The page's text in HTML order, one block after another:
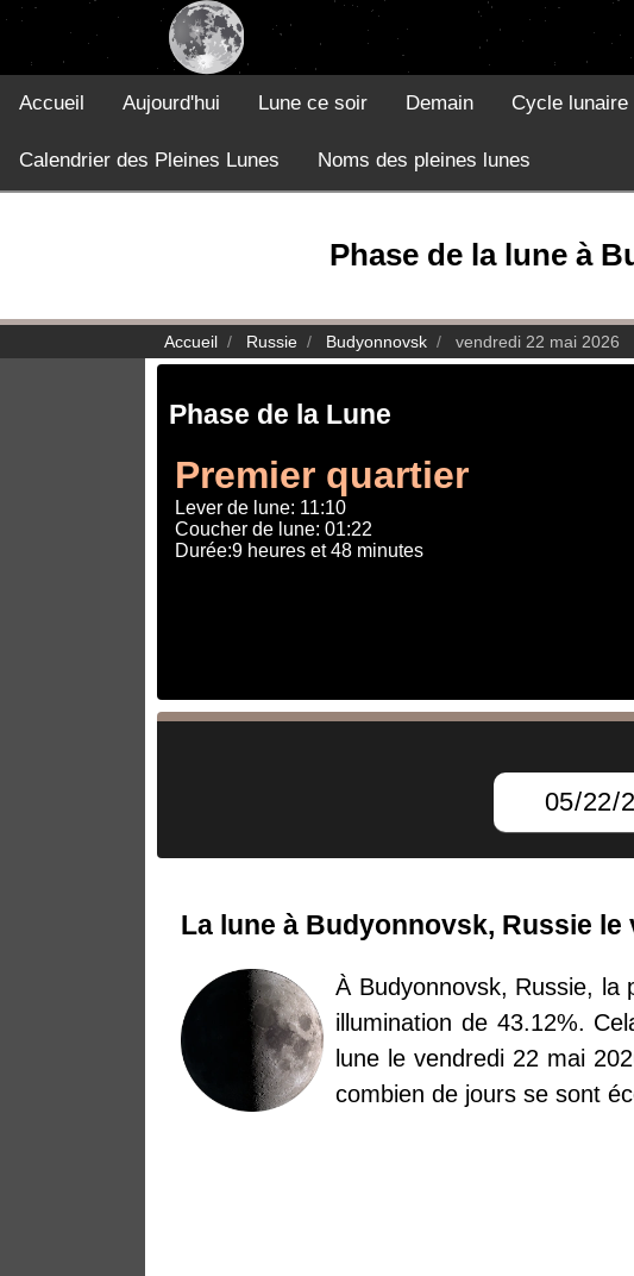
Accueil Aujourd'hui Lune ce soir Demain Cycle lunaire
Calendrier des Pleines Lunes Noms des pleines lunes
Phase de la lune à
Accueil Russie Budyonnovsk vendredi 22 mai 2026
Phase de la Lune
Premier quartier
Lever de lune: 11:10
Coucher de lune: 01:22
Durée:9 heures et 48 minutes
La lune à Budyonnovsk, Russie le
À Budyonnovsk, Russie,
illumination de 43.12%.
lune le vendredi 22 mai
combien de jours se sont